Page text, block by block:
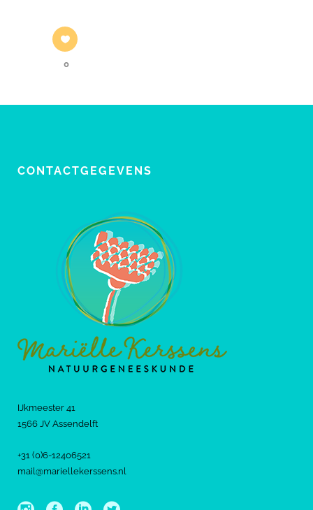
0
CONTACTGEGEVENS
IJkmeester 41
1566 JV Assendelft
+31 (0)6-12406521
mail@mariellekerssens.nl